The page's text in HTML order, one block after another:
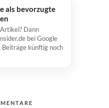
als bevorzugte
Dann
bei Google
künftig noch